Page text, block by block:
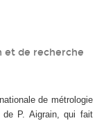
et de recherche
de métrologie
P. Aigrain, qui fait